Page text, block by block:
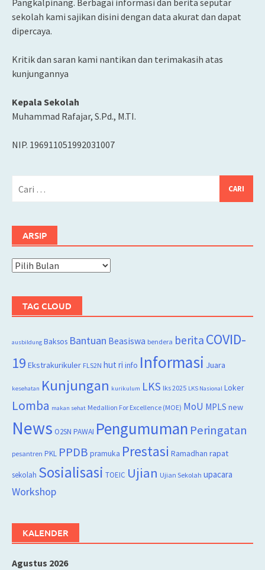
Pangkalpinang. Berbagai informasi dan berita seputar
sekolah kami sajikan disini dengan data akurat dan dapat
dipercaya.
Kritik dan saran kami nantikan dan terimakasih atas
kunjungannya
Kepala Sekolah
Muhammad Rafajar, S.Pd., M.TI.
NIP. 196911051992031007
ARSIP
Arsip
TAG CLOUD
ausbildung Baksos Bantuan Beasiswa bendera berita COVID-
19 Ekstrakurikuler FLS2N hut ri info Informasi Juara
kesehatan Kunjungan kurikulum LKS lks 2025 LKS Nasional Loker
Lomba makan sehat Medallion For Excellence (MOE) MoU MPLS new
News O2SN PAWAI Pengumuman Peringatan
pesantren PKL PPDB pramuka Prestasi Ramadhan rapat
sekolah Sosialisasi TOEIC Ujian Ujian Sekolah upacara
Workshop
KALENDER
Agustus 2026